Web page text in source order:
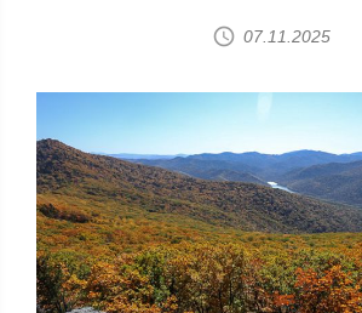
07.11.2025